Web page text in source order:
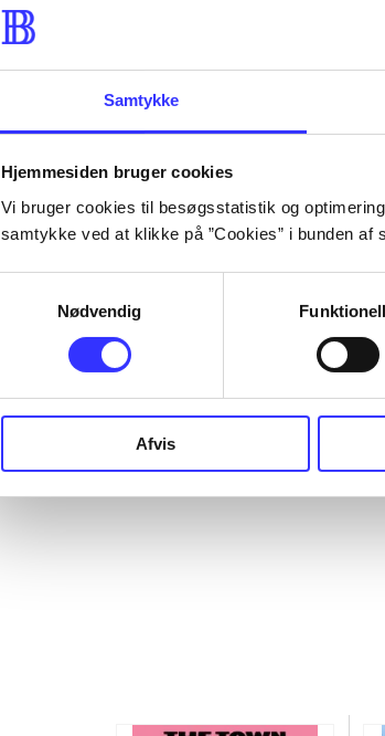
Samtykke
Hjemmesiden bruger cookies
Vi bruger cookies til besøgsstatistik og
samtykke ved at klikke på ”Cookies” i bunden
Nødvendig
Afvis
...